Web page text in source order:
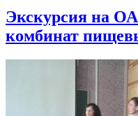
Экскурсия на
комбинат